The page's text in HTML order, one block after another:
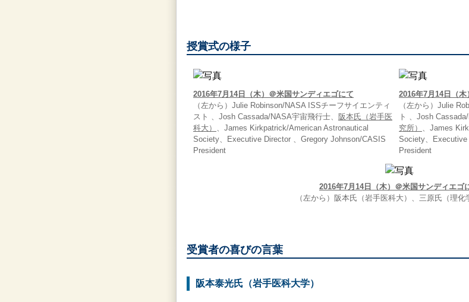
授賞式の様子
2016年7月14日（木）＠米国サンディエゴにて
（左から）Julie Robinson/NASA ISSチーフサイエンティ
スト 、Josh Cassada/NASA宇宙飛行士、 阪本氏（岩手医
科大） 、James Kirkpatrick/American Astronautical
Society、Executive Director 、Gregory Johnson/CASIS
President
2016年7月14日（
（左から）Julie
ト 、Josh
究所） 、James
Society、Executive
President
2016年7月14日（木）＠米国サンディエゴ
（左から）阪本氏（岩手医科大）、三原氏（理化
受賞者の喜びの言葉
阪本泰光氏（岩手医科大学）